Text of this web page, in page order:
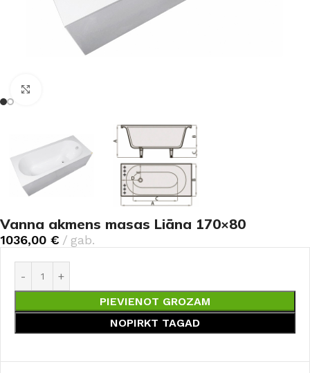
Vanna akmens masas Liāna 170×80
1036,00 € gab.
PIEVIENOT GROZAM
NOPIRKT TAGAD